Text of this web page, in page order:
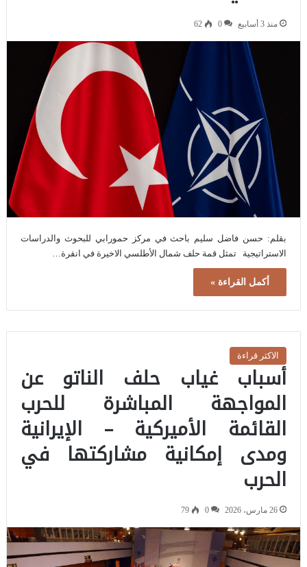
منذ 3 أسابيع 0
62
بقلم: حسن فاضل سليم باحث في مركز حمورابي للبحوث والدراسات
الاستراتيجية تمثل قمة حلف شمال الأطلسي الاخيرة في انقرة…
أكمل القراءة »
الاكثر قراءة
أسباب غياب حلف الناتو عن
المواجهة المباشرة للحرب
القائمة الأميركية – الإيرانية
ومدى إمكانية مشاركتها في
الحرب
26 مارس، 2026 0
79